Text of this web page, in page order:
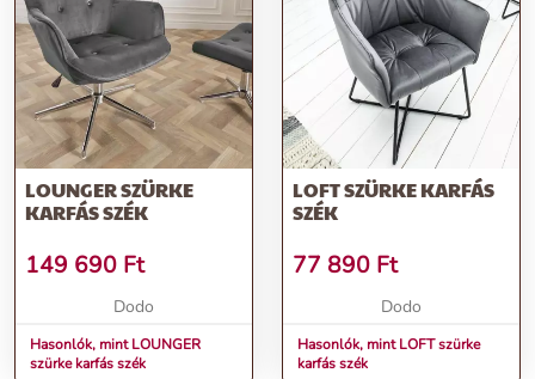
LOUNGER SZÜRKE
KARFÁS SZÉK
149 690 Ft
Dodo
Hasonlók, mint LOUNGER
szürke karfás szék
LOFT SZÜRKE KARFÁS
SZÉK
77 890 Ft
Dodo
Hasonlók, mint LOFT szürke
karfás szék